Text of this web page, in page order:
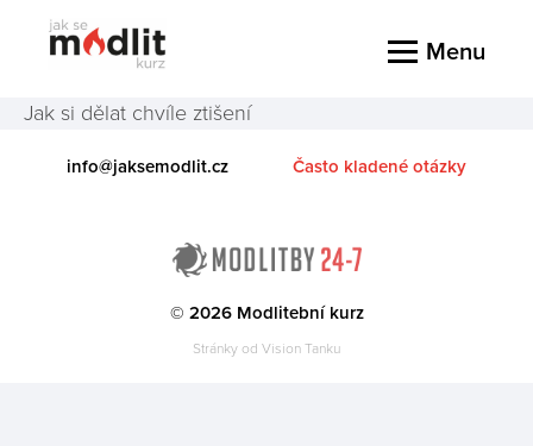
Menu
Jak si dělat chvíle ztišení
© 2026 Modlitební kurz
info@jaksemodlit.cz Často kladené otázky
Stránky od Vision Tanku